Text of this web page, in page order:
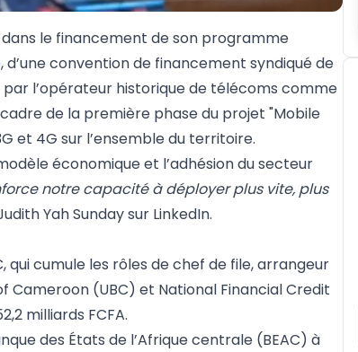
le financement de son programme
d’une convention de financement syndiqué de
l’opérateur historique de télécoms comme
de la première phase du projet "Mobile
et 4G sur l’ensemble du territoire.
économique et l’adhésion du secteur
notre capacité à déployer plus vite, plus
Yah Sunday sur LinkedIn.
cumule les rôles de chef de file, arrangeur
Cameroon (UBC) et National Financial Credit
milliards FCFA.
des États de l’Afrique centrale (BEAC) à